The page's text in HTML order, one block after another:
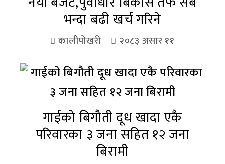
भन्दा बढी खर्च गरिने
कालीपोखरी २०८३ असार ११
गाईको बिगौती दूध खादा एकै
परिवारका ३ जना सहित १२ जना
बिरामी